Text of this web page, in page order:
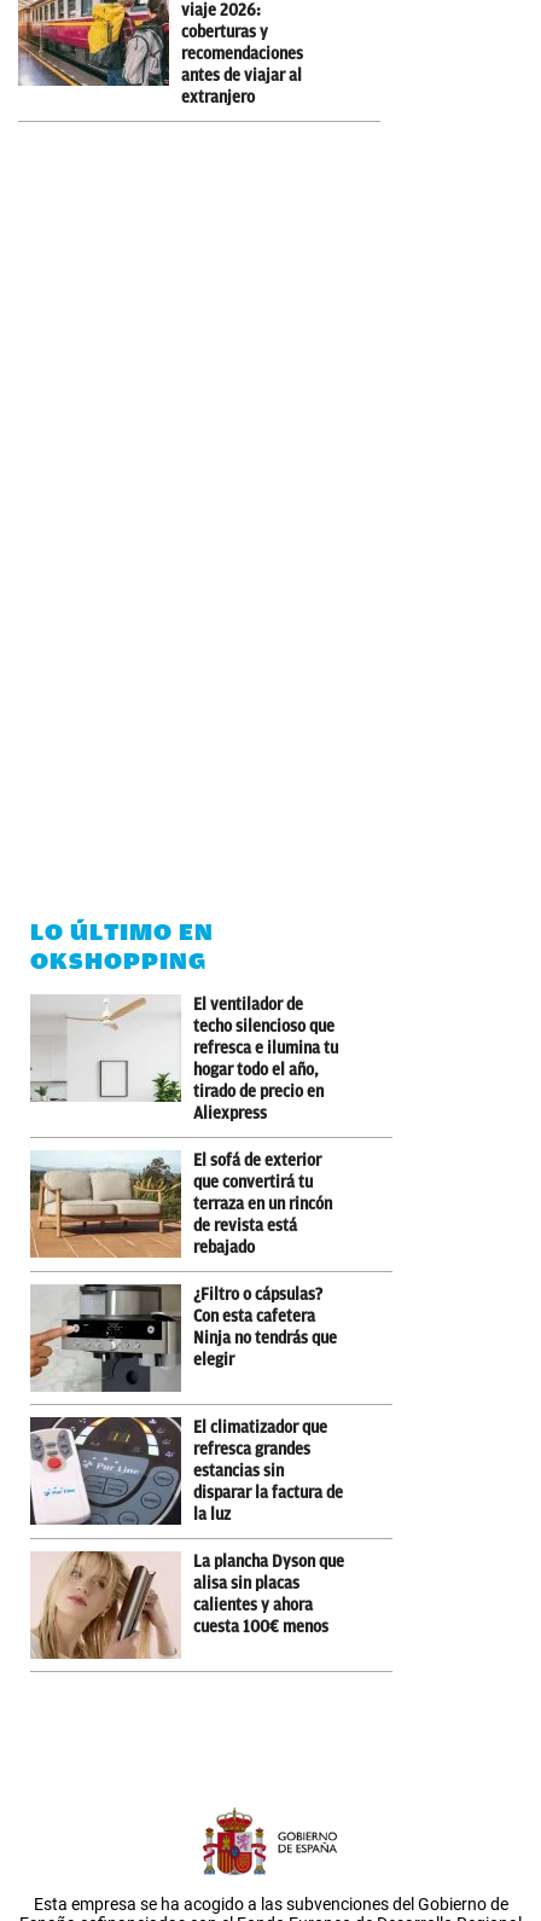
viaje 2026:
coberturas y
recomendaciones
antes de viajar al
extranjero
LO ÚLTIMO EN
OKSHOPPING
El ventilador de
techo silencioso que
refresca e ilumina tu
hogar todo el año,
tirado de precio en
Aliexpress
El sofá de exterior
que convertirá tu
terraza en un rincón
de revista está
rebajado
¿Filtro o cápsulas?
Con esta cafetera
Ninja no tendrás que
elegir
El climatizador que
refresca grandes
estancias sin
disparar la factura de
la luz
La plancha Dyson que
alisa sin placas
calientes y ahora
cuesta 100€ menos
Esta empresa se ha acogido a las subvenciones del Gobierno de